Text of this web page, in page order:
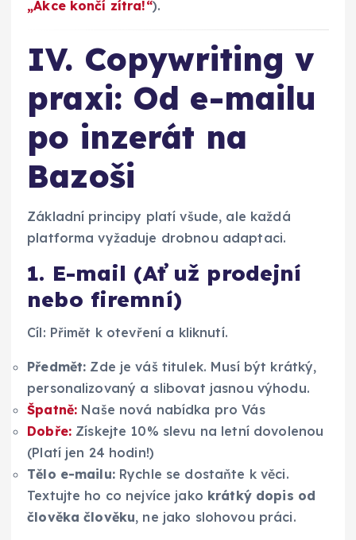
„Akce končí zítra!“).
IV. Copywriting v
praxi: Od e-mailu
po inzerát na
Bazoši
Základní principy platí všude, ale každá
platforma vyžaduje drobnou adaptaci.
1. E-mail (Ať už prodejní
nebo firemní)
Cíl: Přimět k otevření a kliknutí.
Předmět: Zde je váš titulek. Musí být krátký,
personalizovaný a slibovat jasnou výhodu.
Špatně: Naše nová nabídka pro Vás
Dobře:Získejte 10% slevu na letní dovolenou
(Platí jen 24 hodin!)
Tělo e-mailu:Rychle se dostaňte k věci.
Textujte ho co nejvíce jako krátký dopis od
člověka člověku, ne jako slohovou práci.